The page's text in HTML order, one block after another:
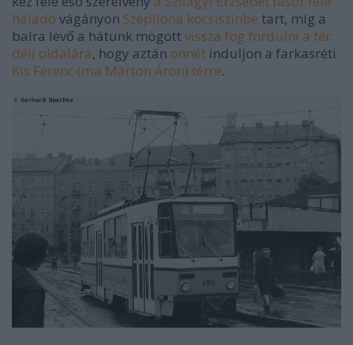
haladó vágányon Szépilona kocsiszínbe tart, míg a
balra levő a hátunk mögöttvissza fog fordulni a tér
déli oldalára, hogy aztán onnét induljon a farkasréti
Kis Ferenc (ma Márton Áron) térre.